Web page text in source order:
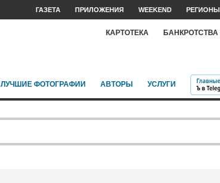
ГАЗЕТА ПРИЛОЖЕНИЯ WEEKEND РЕГИОНЫ
КАРТОТЕКА БАНКРОТСТВА
ЛУЧШИЕ ФОТОГРАФИИ АВТОРЫ УСЛУГИ